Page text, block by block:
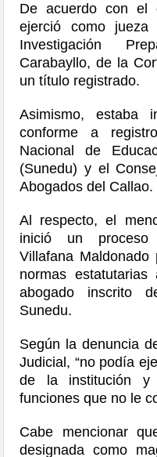
De acuerdo con el
ejerció como jueza
Investigación
Carabayllo, de la
un título registrado.
Asimismo, estaba
conforme a
Nacional de
(Sunedu) y el
Abogados del Callao.
Al respecto, el
inició un proceso
Villafana
normas
abogado inscrito
Sunedu.
Según la denuncia
Judicial, “no podía
de la institución
funciones que no le
Cabe mencionar
designada como